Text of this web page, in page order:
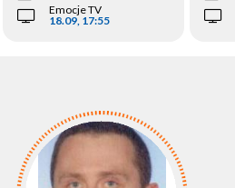
Emocje TV
18.09, 17:55